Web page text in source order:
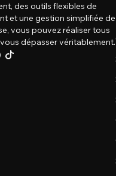
des outils flexibles de
et une gestion simplifiée de
vous pouvez réaliser tous
dépasser véritablement.